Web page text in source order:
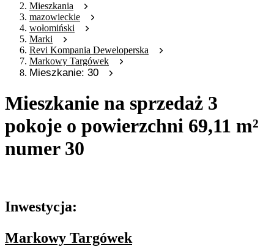
Mieszkania
mazowieckie
wołomiński
Marki
Revi Kompania Deweloperska
Markowy Targówek
Mieszkanie: 30
Mieszkanie na sprzedaż 3
pokoje o powierzchni 69,11 m²
numer 30
Inwestycja:
Markowy Targówek